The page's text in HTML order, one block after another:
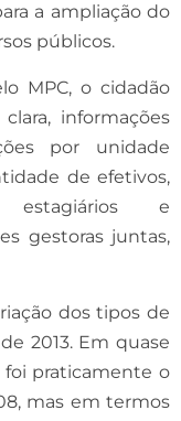
a ampliação do
públicos.
MPC, o cidadão
informações
por unidade
de efetivos,
estagiários e
gestoras juntas,
dos tipos de
2013. Em quase
praticamente o
mas em termos